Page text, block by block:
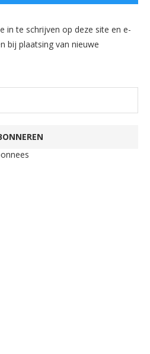
in te schrijven op deze site en e-
bij plaatsing van nieuwe